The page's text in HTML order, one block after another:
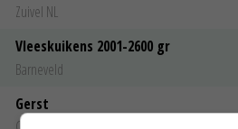
Zuivel NL
Vleeskuikens 2001-2600 gr
Barneveld
Gerst